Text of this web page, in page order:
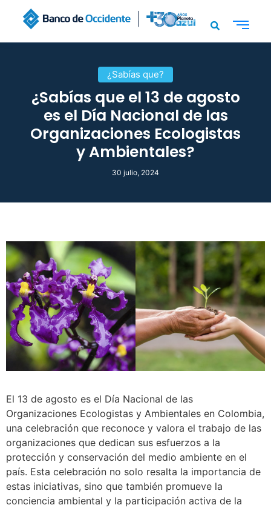
¿Sabías que?
¿Sabías que el 13 de agosto
es el Día Nacional de las
Organizaciones Ecologistas
y Ambientales?
30 julio, 2024
El 13 de agosto es el Día Nacional de las
Organizaciones Ecologistas y Ambientales en Colombia,
una celebración que reconoce y valora el trabajo de las
organizaciones que dedican sus esfuerzos a la
protección y conservación del medio ambiente en el
país. Esta celebración no solo resalta la importancia de
estas iniciativas, sino que también promueve la
conciencia ambiental y la participación activa de la